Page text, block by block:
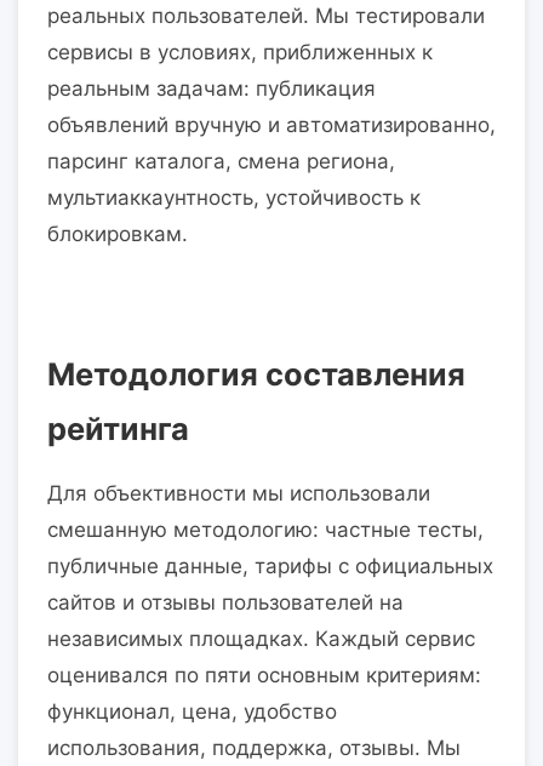
реальных пользователей. Мы тестировали
сервисы в условиях, приближенных к
реальным задачам: публикация
объявлений вручную и автоматизированно,
парсинг каталога, смена региона,
мультиаккаунтность, устойчивость к
блокировкам.
Методология составления
рейтинга
Для объективности мы использовали
смешанную методологию: частные тесты,
публичные данные, тарифы с официальных
сайтов и отзывы пользователей на
независимых площадках. Каждый сервис
оценивался по пяти основным критериям:
функционал, цена, удобство
использования, поддержка, отзывы. Мы